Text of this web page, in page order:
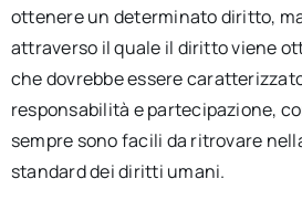
ottenere un determinato diritto,
attraverso il quale il diritto viene
che dovrebbe essere
responsabilità e partecipazione,
sempre sono facili da ritrovare
standard dei diritti umani.